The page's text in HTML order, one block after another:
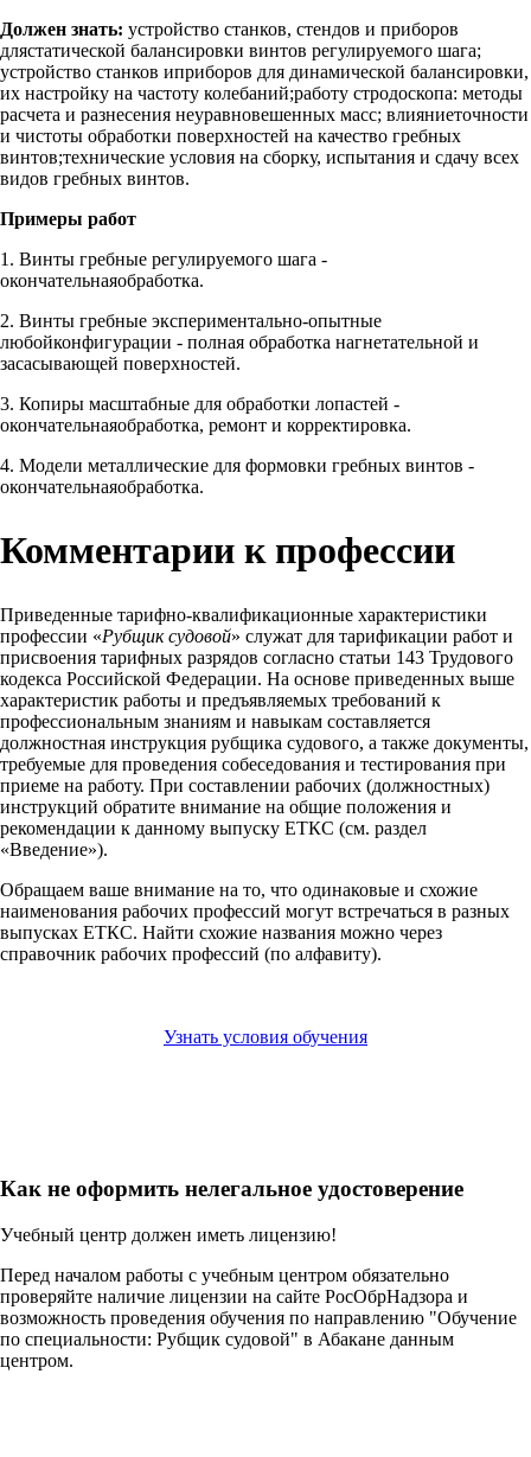
Должен знать: устройство станков, стендов и приборов
длястатической балансировки винтов регулируемого шага;
устройство станков иприборов для динамической балансировки,
их настройку на частоту колебаний;работу стродоскопа: методы
расчета и разнесения неуравновешенных масс; влияниеточности
и чистоты обработки поверхностей на качество гребных
винтов;технические условия на сборку, испытания и сдачу всех
видов гребных винтов.
Примеры работ
1. Винты гребные регулируемого шага -
окончательнаяобработка.
2. Винты гребные экспериментально-опытные
любойконфигурации - полная обработка нагнетательной и
засасывающей поверхностей.
3. Копиры масштабные для обработки лопастей -
окончательнаяобработка, ремонт и корректировка.
4. Модели металлические для формовки гребных винтов -
окончательнаяобработка.
Комментарии к профессии
Приведенные тарифно-квалификационные характеристики
профессии «Рубщик судовой» служат для тарификации работ и
присвоения тарифных разрядов согласно статьи 143 Трудового
кодекса Российской Федерации. На основе приведенных выше
характеристик работы и предъявляемых требований к
профессиональным знаниям и навыкам составляется
должностная инструкция рубщика судового, а также документы,
требуемые для проведения собеседования и тестирования при
приеме на работу. При составлении рабочих (должностных)
инструкций обратите внимание на общие положения и
рекомендации к данному выпуску ЕТКС (см. раздел
«Введение»).
Обращаем ваше внимание на то, что одинаковые и схожие
наименования рабочих профессий могут встречаться в разных
выпусках ЕТКС. Найти схожие названия можно через
справочник рабочих профессий (по алфавиту).
Узнать условия обучения
Как не оформить нелегальное удостоверение
Учебный центр должен иметь лицензию!
Перед началом работы с учебным центром обязательно
проверяйте наличие лицензии на сайте РосОбрНадзора и
возможность проведения обучения по направлению "Обучение
по специальности: Рубщик судовой" в Абакане данным
центром.